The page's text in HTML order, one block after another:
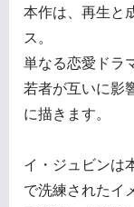
本作は、再生と
ス。
単なる恋愛ドラ
若者が互いに影
に描きます。
イ・ジュビンは
で洗練されたイ